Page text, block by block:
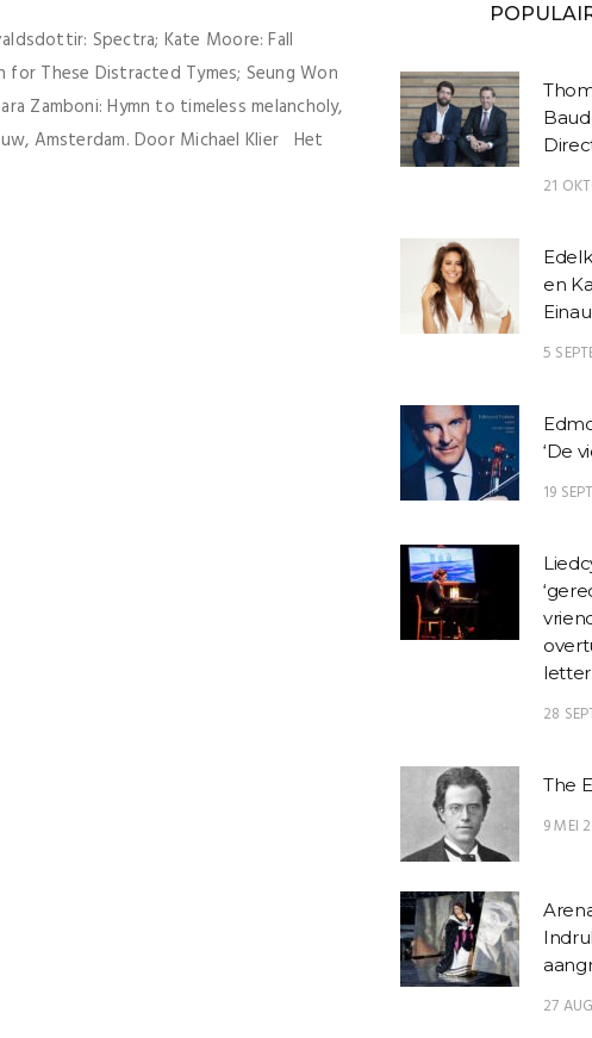
Spectra; Kate Moore: Fall
for These Distracted Tymes; Seung Won
Zamboni: Hymn to timeless melancholy,
Amsterdam. Door Michael Klier Het
21
en
5
‘De
19
letter
28
The
9 MEI
27